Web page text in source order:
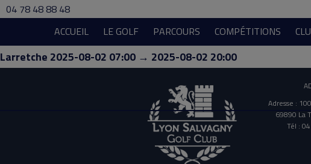
04 78 48 88 48
ACCUEIL
LE GOLF PARCOURS COMPÉTITIONS
Larretche 2025-08-02 07:00 → 2025-08-02 20:00
Adresse :
69890 La
Tél :